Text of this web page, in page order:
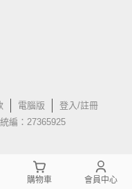
電腦版
登入/註冊
編：27365925
購物車 會員中心